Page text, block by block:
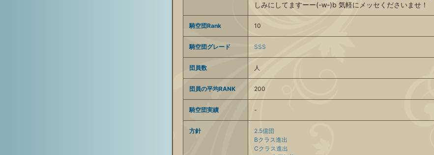
しみにしてますーー(-w-)b 気軽にメッセくださいませ！
騎空団Rank 10
騎空団グレード SSS
団員数 人
団員の平均RANK 200
騎空団実績 -
方針
2.5億団
Bクラス進出
Cクラス進出